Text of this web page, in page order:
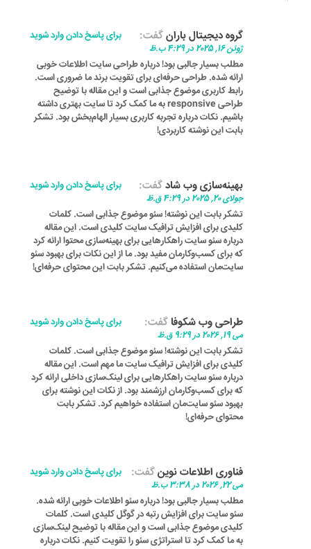
گروه دیجیتال بارانگفت:
ژوئن 16, 2025 در 4:29 ب.ظ
مطلب بسیار جالبی بود! درباره طراحی سایت اطلاعات خوبی
ارائه شده. طراحی حرفه‌ای برای تقویت برند ما ضروری است.
رابط کاربری موضوع جذابی است و این مقاله با توضیح
طراحی responsive به ما کمک کرد تا سایت بهتری داشته
باشیم. نکات درباره تجربه کاربری بسیار الهام‌بخش بود. تشکر
بابت این نوشته کاربردی!
برای پاسخ دادن وارد شوید
بهینه‌سازی وب شادگفت:
جولای 20, 2025 در 4:29 ق.ظ
تشکر بابت این نوشته! سئو موضوع جذابی است. کلمات
کلیدی برای افزایش ترافیک سایت کلیدی است. این مقاله
درباره سئو سایت راهکارهایی برای بهینه‌سازی محتوا ارائه کرد
که برای کسب‌وکارمان مفید بود. ما از این نکات برای بهبود سئو
سایت‌مان استفاده می‌کنیم. تشکر بابت این محتوای حرفه‌ای!
برای پاسخ دادن وارد شوید
طراحی وب شکوفاگفت:
می 19, 2026 در 9:29 ق.ظ
تشکر بابت این نوشته! سئو موضوع جذابی است. کلمات
کلیدی برای افزایش ترافیک سایت ما مهم است. این مقاله
درباره سئو سایت راهکارهایی برای لینک‌سازی داخلی ارائه کرد
که برای کسب‌وکارمان ارزشمند بود. از نکات این نوشته برای
بهبود سئو سایت‌مان استفاده خواهیم کرد. تشکر بابت
محتوای حرفه‌ای!
برای پاسخ دادن وارد شوید
فناوری اطلاعات نوینگفت:
می 22, 2026 در 3:38 ب.ظ
مطلب بسیار جالبی بود! درباره سئو اطلاعات خوبی ارائه شده.
سئو سایت برای افزایش رتبه در گوگل کلیدی است. کلمات
کلیدی موضوع جذابی است و این مقاله با توضیح لینک‌سازی
به ما کمک کرد تا استراتژی سئو را تقویت کنیم. نکات درباره
برای پاسخ دادن وارد شوید